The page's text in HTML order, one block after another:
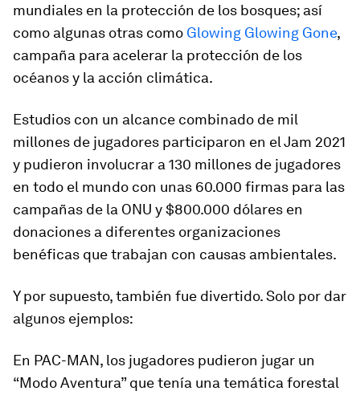
mundiales en la protección de los bosques; así
como algunas otras como Glowing Glowing Gone,
campaña para acelerar la protección de los
océanos y la acción climática.
Estudios con un alcance combinado de mil
millones de jugadores participaron en elJam 2021
y pudieron involucrar a 130 millones de jugadores
en todo el mundo con unas 60.000 firmas para las
campañas de la ONU y $800.000 dólares en
donaciones a diferentes organizaciones
benéficas que trabajan con causas ambientales.
Y por supuesto, también fue divertido. Solo por dar
algunos ejemplos:
En PAC-MAN, los jugadores pudieron jugar un
“Modo Aventura” que tenía una temática forestal